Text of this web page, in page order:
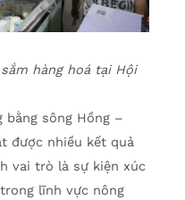
hàng hoá tại Hội
bằng sông Hồng –
được nhiều kết quả
vai trò là sự kiện xúc
lĩnh vực nông